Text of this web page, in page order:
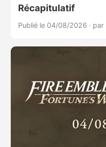
Récapitulatif
Publié le 04/08/2026 · par